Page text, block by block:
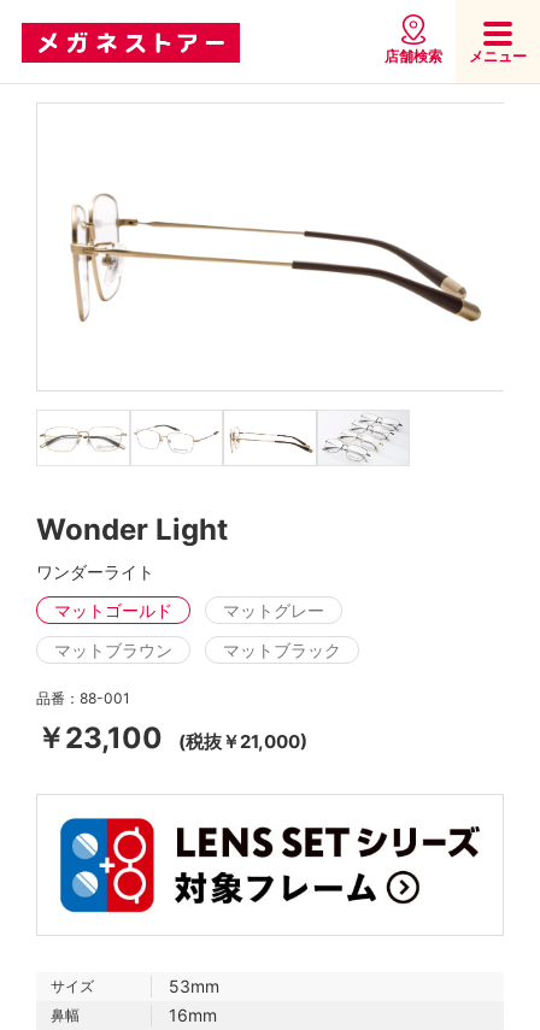
店舗検索 メニュー
Wonder Light
ワンダーライト
マットゴールド
マットグレー
マットブラウン
マットブラック
品番：88-001
￥23,100 (税抜￥21,000)
サイズ 53mm
鼻幅 16mm